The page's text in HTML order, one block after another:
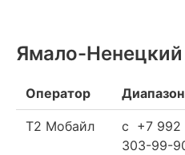
Ямало-
Оператор
Т2 Мобайл
c +7
303-99-